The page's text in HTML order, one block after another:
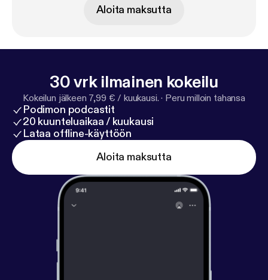
Aloita maksutta
30 vrk ilmainen kokeilu
Kokeilun jälkeen 7,99 € / kuukausi. · Peru milloin tahansa
Podimon podcastit
20 kuunteluaikaa / kuukausi
Lataa offline-käyttöön
Aloita maksutta